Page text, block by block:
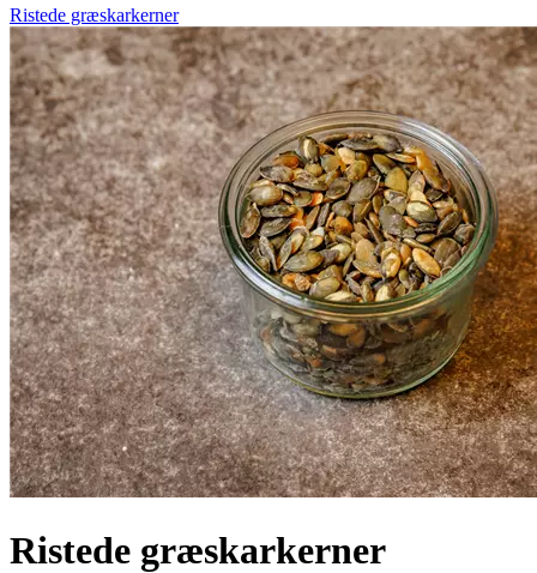
Ristede græskarkerner
Ristede græskarkerner